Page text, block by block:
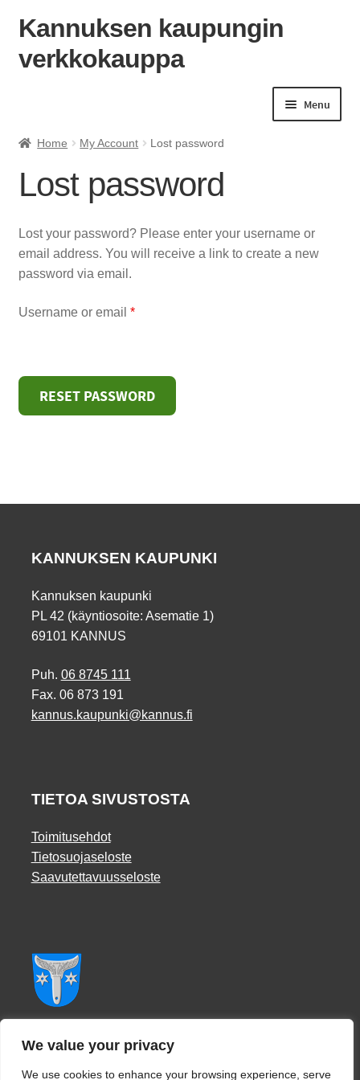
We value your privacy
We use cookies to enhance your browsing experience, serve
Skip
Skip
Kannuksen kaupungin
verkkokauppa
Menu
Home My Account Lost password
Lost password
Lost your password? Please enter your username or
email address. You will receive a link to create a new
password via email.
Username or email *Required
RESET PASSWORD
KANNUKSEN KAUPUNKI
Kannuksen kaupunki
PL 42 (käyntiosoite: Asematie 1)
69101 KANNUS
Puh. 06 8745 111
Fax. 06 873 191
kannus.kaupunki@kannus.fi
TIETOA SIVUSTOSTA
Toimitusehdot
Tietosuojaseloste
Saavutettavuusseloste